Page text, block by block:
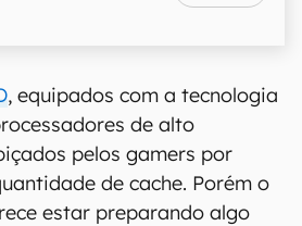
, equipados com a tecnologia
de alto
pelos gamers por
de cache. Porém o
estar preparando algo